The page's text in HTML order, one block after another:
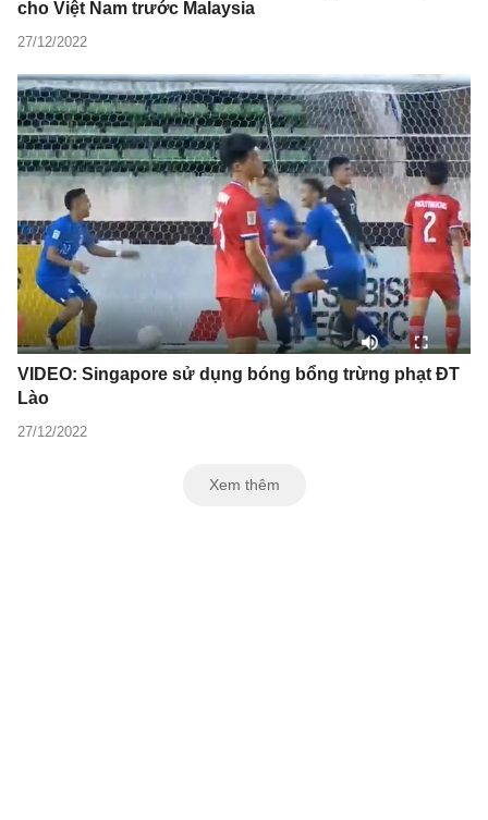
cho Việt Nam trước Malaysia
27/12/2022
VIDEO: Singapore sử dụng bóng bổng trừng phạt ĐT
Lào
27/12/2022
Xem thêm